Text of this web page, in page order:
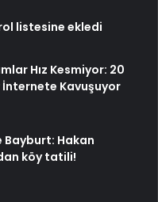
listesine ekledi
Hız Kesmiyor: 20
İnternete Kavuşuyor
Bayburt: Hakan
köy tatili!